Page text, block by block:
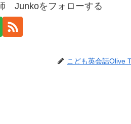
Junkoをフォローする
こども英会話